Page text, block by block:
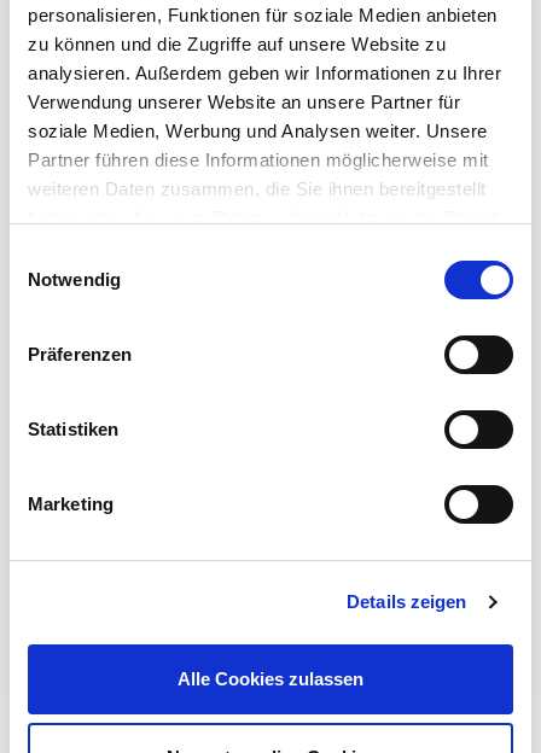
personalisieren, Funktionen für soziale Medien anbieten
zu können und die Zugriffe auf unsere Website zu
analysieren. Außerdem geben wir Informationen zu Ihrer
Verwendung unserer Website an unsere Partner für
soziale Medien, Werbung und Analysen weiter. Unsere
Partner führen diese Informationen möglicherweise mit
weiteren Daten zusammen, die Sie ihnen bereitgestellt
Notwendig
Präferenzen
Statistiken
Marketing
Details zeigen
Alle Cookies zulassen
Entwickelt, um den vielfältigen Datenübertragungs-
gerecht zu werden: ...